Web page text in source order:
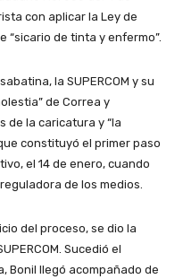
con aplicar la Ley de
“sicario de tinta y enfermo”.
la SUPERCOM y su
de Correa y
de la caricatura y “la
constituyó el primer paso
el 14 de enero, cuando
de los medios.
del proceso, se dio la
Sucedió el
Bonil llegó acompañado de